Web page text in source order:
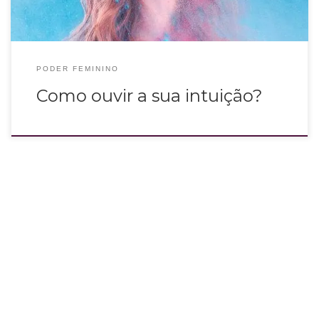
PODER FEMININO
Como ouvir a sua intuição?